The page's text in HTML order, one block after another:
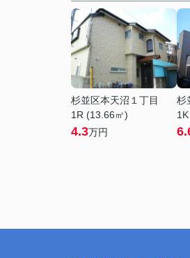
杉並区本天沼１丁目
1R (13.66㎡)
4.3万円
杉